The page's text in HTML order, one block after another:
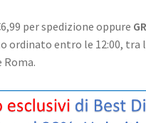
per spedizione oppure
ordinato entro le 12:00, tra
Roma.